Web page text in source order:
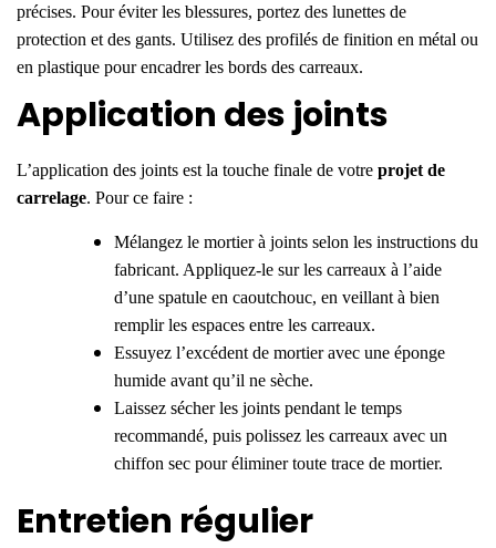
précises. Pour éviter les blessures, portez des lunettes de
protection et des gants. Utilisez des profilés de finition en métal ou
en plastique pour encadrer les bords des carreaux.
Application des joints
L’application des joints est la touche finale de votre projet de
carrelage. Pour ce faire :
Mélangez le mortier à joints selon les instructions du
fabricant. Appliquez-le sur les carreaux à l’aide
d’une spatule en caoutchouc, en veillant à bien
remplir les espaces entre les carreaux.
Essuyez l’excédent de mortier avec une éponge
humide avant qu’il ne sèche.
Laissez sécher les joints pendant le temps
recommandé, puis polissez les carreaux avec un
chiffon sec pour éliminer toute trace de mortier.
Entretien régulier